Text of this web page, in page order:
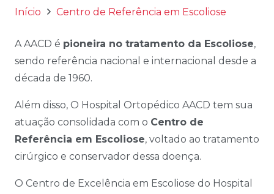
Início Centro de Referência em Escoliose
A AACD é pioneira no tratamento da Escoliose,
sendo referência nacional e internacional desde a
década de 1960.
Além disso, O Hospital Ortopédico AACD tem sua
atuação consolidada com o Centro de
Referência em Escoliose, voltado ao tratamento
cirúrgico e conservador dessa doença.
O Centro de Excelência em Escoliose do Hospital